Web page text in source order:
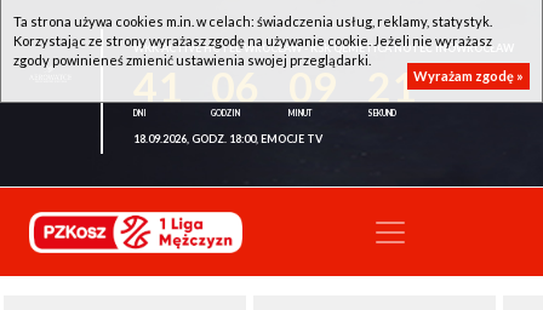
WKK ACTIVE HOTEL WROCŁAW - KSK QEMETICA NOTEĆ INOWROCŁAW
21
18.09.2026, GODZ. 18:00, EMOCJE TV
Ta strona używa cookies m.in. w celach: świadczenia usług, reklamy, statystyk.
Korzystając ze strony wyrażasz zgodę na używanie cookie. Jeżeli nie wyrażasz
zgody powinieneś zmienić ustawienia swojej przeglądarki.
Wyrażam zgodę »